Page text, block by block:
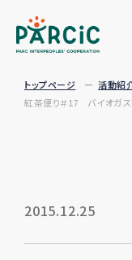
トップページ 活動紹
紅茶便り＃17 バイオガス
2015.12.25